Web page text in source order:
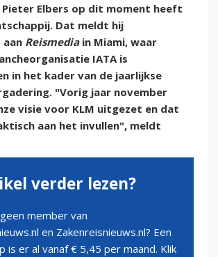
Pieter Elbers op dit moment heeft
Dat meldt hij
aan Reismediain Miami, waar
IATA is
in het kader van de jaarlijkse
"Vorig jaar november
visie voor KLM uitgezet en dat
aan het invullen", meldt
verder lezen?
member van
en Zakenreisnieuws.nl? Een
is er al vanaf € 5,45 per maand. Klik